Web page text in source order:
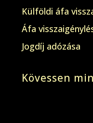
Külföldi áfa
Áfa
Jogdíj adózása
Kövessen